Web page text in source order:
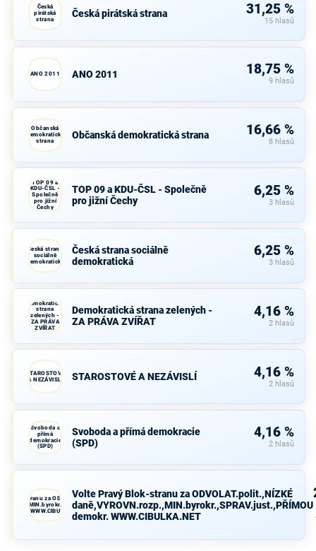
Česká
pirátská
strana
Česká pirátská strana 31,25 %
15 hlasů
ANO 2011 ANO 2011 18,75 %
9 hlasů
Občanská
demokratická
strana
Občanská demokratická strana 16,66 %
8 hlasů
TOP 09 a
KDU-ČSL -
Společně
pro jižní
Čechy
TOP 09 a KDU-ČSL - Společně
pro jižní Čechy
6,25 %
3 hlasů
Česká strana
sociálně
demokratická
Česká strana sociálně
demokratická
6,25 %
3 hlasů
Demokratická
strana
zelených -
ZA PRÁVA
ZVÍŘAT
Demokratická strana zelených -
ZA PRÁVA ZVÍŘAT
4,16 %
2 hlasů
STAROSTOVÉ
A NEZÁVISLÍ
STAROSTOVÉ A NEZÁVISLÍ 4,16 %
2 hlasů
Svoboda a
přímá
demokracie
(SPD)
Svoboda a přímá demokracie
(SPD)
4,16 %
2 hlasů
Blok-stranu za ODVOLAT.polit.,NÍZKÉ
demokr. WWW.CIBULKA.NET
Volte Pravý Blok-stranu za ODVOLAT.polit.,NÍZKÉ
daně,VYROVN.rozp.,MIN.byrokr.,SPRAV.just.,PŘÍMOU
demokr. WWW.CIBULKA.NET